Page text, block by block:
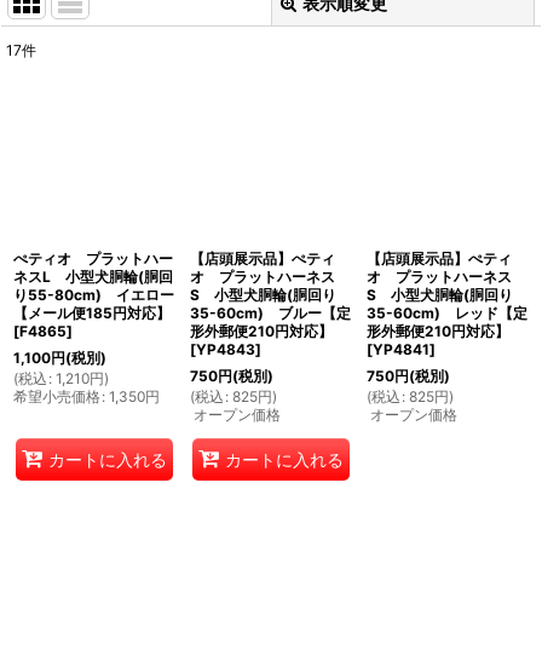
17件
ぺティオ プラットハー
ネスL 小型犬胴輪(胴回
り55-80cm) イエロー
【メール便185円対応】
[F4865]
1,100円(税別)
(税込 : 1,210円)
希望小売価格: 1,350円
カートに入れる
【店頭展示品】ぺティ
オ プラットハーネス
S 小型犬胴輪(胴回り
35-60cm) ブルー【定
形外郵便210円対応】
[YP4843]
750円(税別)
(税込 : 825円)
オープン価格
カートに入れる
【店頭展示品】ぺティ
オ プラットハーネス
S 小型犬胴輪(胴回り
35-60cm) レッド【定
形外郵便210円対応】
[YP4841]
750円(税別)
(税込 : 825円)
オープン価格